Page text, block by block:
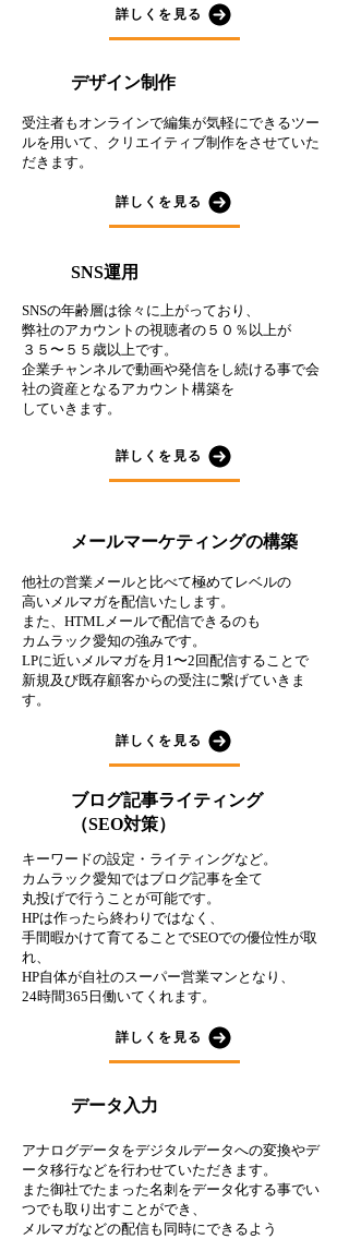
詳しくを見る
デザイン制作
受注者もオンラインで編集が気軽にできるツー
ルを用いて、クリエイティブ制作をさせていた
だきます。
詳しくを見る
SNS運用
SNSの年齢層は徐々に上がっており、
弊社のアカウントの視聴者の５０％以上が
３５〜５５歳以上です。
企業チャンネルで動画や発信をし続ける事で会
社の資産となるアカウント構築を
していきます。
詳しくを見る
メールマーケティングの構築
他社の営業メールと比べて極めてレベルの
高いメルマガを配信いたします。
また、HTMLメールで配信できるのも
カムラック愛知の強みです。
LPに近いメルマガを月1〜2回配信することで
新規及び既存顧客からの受注に繋げていきま
す。
詳しくを見る
ブログ記事ライティング
（SEO対策）
キーワードの設定・ライティングなど。
カムラック愛知ではブログ記事を全て
丸投げで行うことが可能です。
HPは作ったら終わりではなく、
手間暇かけて育てることでSEOでの優位性が取
れ、
HP自体が自社のスーパー営業マンとなり、
24時間365日働いてくれます。
詳しくを見る
データ入力
アナログデータをデジタルデータへの変換やデ
ータ移行などを行わせていただきます。
また御社でたまった名刺をデータ化する事でい
つでも取り出すことができ、
メルマガなどの配信も同時にできるよう